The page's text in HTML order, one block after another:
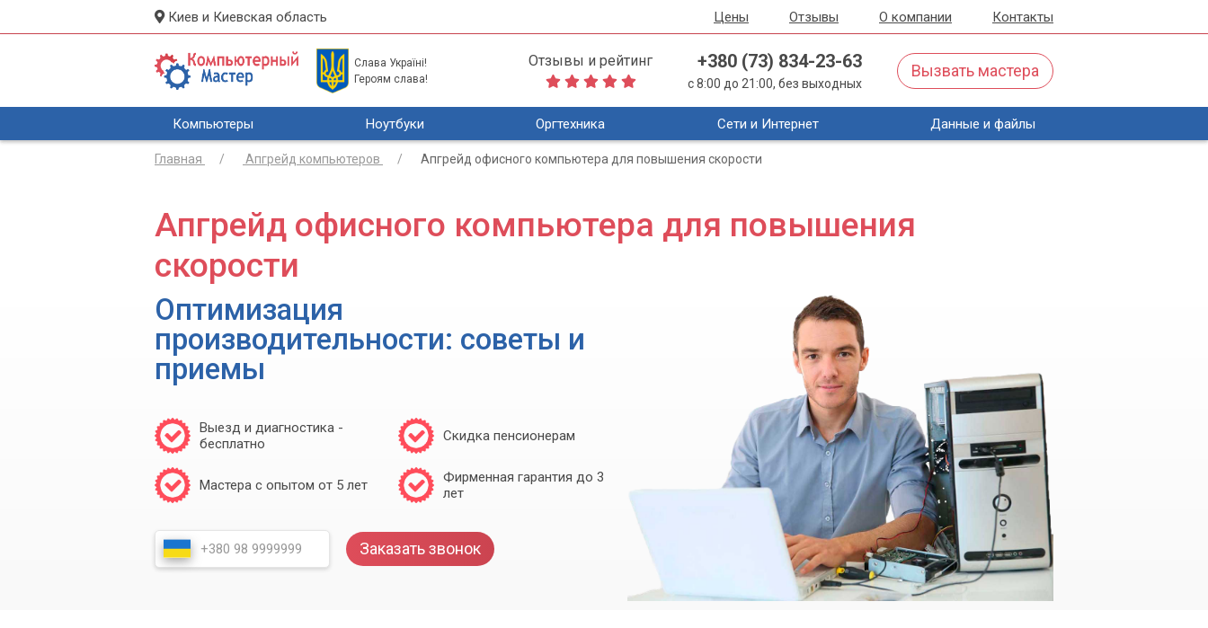
Киев и Киевская область Цены Отзывы О компании Контакты
Слава Україні!
Героям слава!
Отзывы и рейтинг +380 (73) 834-23-63
с 8:00 до 21:00, без выходных
Вызвать мастера
Компьютеры Ноутбуки Оргтехника Сети и Интернет Данные и файлы
Главная Апгрейд компьютеров Апгрейд офисного компьютера для повышения скорости
Апгрейд офисного компьютера для повышения
скорости
Оптимизация
производительности: советы и
приемы
Выезд и диагностика -
бесплатно
Скидка пенсионерам
Мастера с опытом от 5 лет
Фирменная гарантия до 3
лет
Заказать звонок